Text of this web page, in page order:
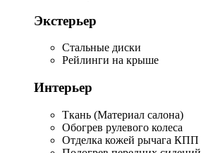
Экстерьер
Стальные диски
Рейлинги на крыше
Интерьер
Ткань (Материал салона)
Обогрев рулевого колеса
Отделка кожей рычага КПП